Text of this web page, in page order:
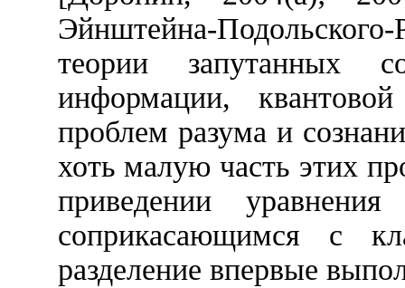
Эйнштейна-
теории запутанных
информации,
проблем разума и
хоть малую часть этих
приведении
соприкасающимся с
разделение впервые